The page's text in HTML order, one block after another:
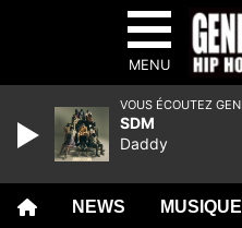
MENU
NEWS MUSIQUE
VOUS ÉCOUTEZ
SDM
Daddy